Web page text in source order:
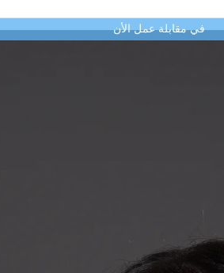
في مقابلة عمل الأن